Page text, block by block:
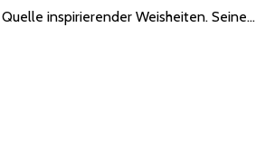
inspirierender Weisheiten. Seine…